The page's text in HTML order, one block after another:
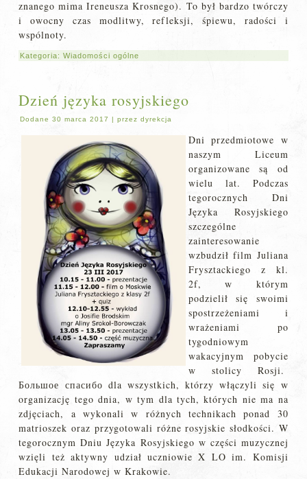
znanego mima Ireneusza Krosnego). To był bardzo twórczy
i owocny czas modlitwy, refleksji, śpiewu, radości i
wspólnoty.
Kategoria:Wiadomości ogólne
Dzień języka rosyjskiego
Dodane 30 marca 2017 |przez dyrekcja
Dni przedmiotowe w
naszym Liceum
organizowane są od
wielu lat. Podczas
tegorocznych Dni
Języka Rosyjskiego
szczególne
zainteresowanie
wzbudził film Juliana
Frysztackiego z kl.
2f, w którym
podzielił się swoimi
spostrzeżeniami i
wrażeniami po
tygodniowym
wakacyjnym pobycie
w stolicy Rosji.
Большое спасибо dla wszystkich, którzy włączyli się w
organizację tego dnia, w tym dla tych, których nie ma na
zdjęciach, a wykonali w różnych technikach ponad 30
matrioszek oraz przygotowali różne rosyjskie słodkości. W
tegorocznym Dniu Języka Rosyjskiego w części muzycznej
wzięli też aktywny udział uczniowie X LO im. Komisji
Edukacji Narodowej w Krakowie.